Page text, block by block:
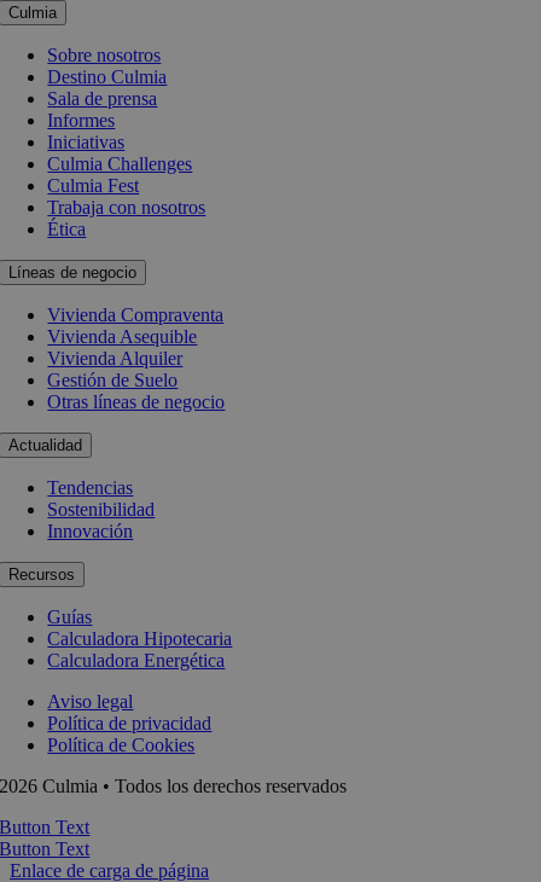
Culmia
Sobre nosotros
Destino Culmia
Sala de prensa
Informes
Iniciativas
Culmia Challenges
Culmia Fest
Trabaja con nosotros
Ética
Líneas de negocio
Vivienda Compraventa
Vivienda Asequible
Vivienda Alquiler
Gestión de Suelo
Otras líneas de negocio
Actualidad
Tendencias
Sostenibilidad
Innovación
Recursos
Guías
Calculadora Hipotecaria
Calculadora Energética
Aviso legal
Política de privacidad
Política de Cookies
2026 Culmia • Todos los derechos reservados
Button Text
Button Text
Enlace de carga de página